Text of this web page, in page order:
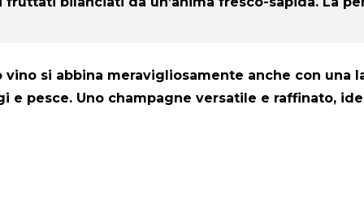
si abbina meravigliosamente anche con una
pesce. Uno champagne versatile e raffinato,